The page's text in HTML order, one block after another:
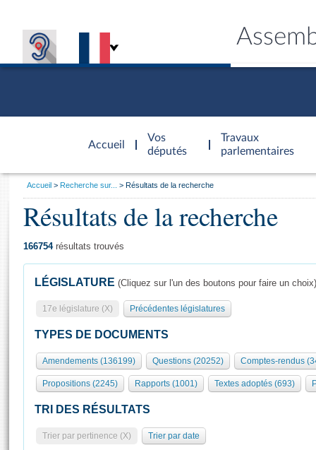
Accueil
d'accueil
Vos
députés
Travaux
parlementaires
Présidence
577 députés
Groupes politiques
Séance publique
Commissions et autres organes
Europe et International
Pétitions
Général
Rôle et pouvoirs de l'Assemblée
Organisation de l'Assemblée
Présidence Conférence des Présidents Bureau Collège des
Statistiques et chiffres clés
Visiter l'Assemblée
Visite virtuelle du palais Bourbon
Assister à une séance
Vous
Accueil Recherche sur... Résultats de la recherche
Résultats de la recherche
166754résultats trouvés
LÉGISLATURE (Cliquez sur l'un des boutons pour faire un choix)
17e législature (X) Précédentes législatures
TYPES DE DOCUMENTS
Amendements (136199) Questions (20252) Comptes-rendus
Propositions (2245) Rapports (1001) Textes adoptés (693)
TRI DES RÉSULTATS
Trier par pertinence (X) Trier par date